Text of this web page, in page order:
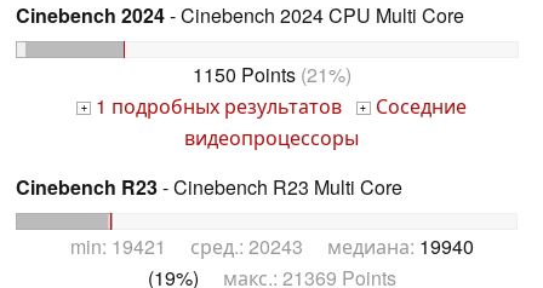
Cinebench 2024- Cinebench 2024 CPU Multi Core
1150 Points(21%)
+ 1 подробных результатов + Соседние
видеопроцессоры
Cinebench R23- Cinebench R23 Multi Core
min: 19421 сред.: 20243 медиана: 19940
(19%) макс.: 21369 Points